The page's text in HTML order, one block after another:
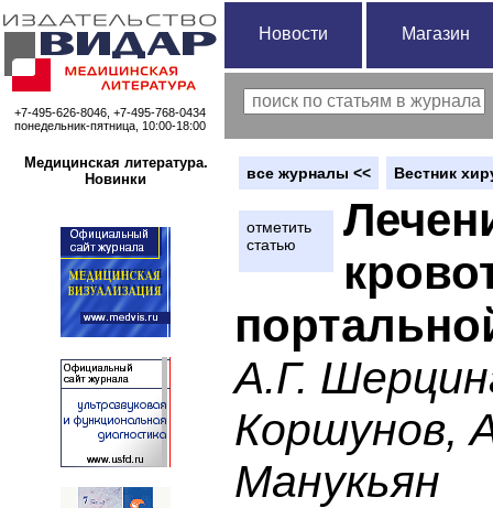
+7-495-626-8046, +7-495-768-0434
понедельник-пятница, 10:00-18:00
Новости Магазин
Медицинская литература.
Новинки
вce журналы << Вестник
отметить
статью
А.Г.
Коршунов,
Манукьян